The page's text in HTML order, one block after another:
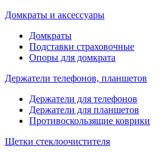
Домкраты и аксессуары
Домкраты
Подставки страховочные
Опоры для домкрата
Держатели телефонов, планшетов
Держатели для телефонов
Держатели для планшетов
Противоскользящие коврики
Щетки стеклоочистителя